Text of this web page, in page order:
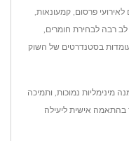
פרסום, קמעונאות,
רבה לבחירת חומרים,
בסטנדרטים של השוק
הזמנה מינימליות נמוכות, ותמיכה
בהתאמה אישית ליעילה